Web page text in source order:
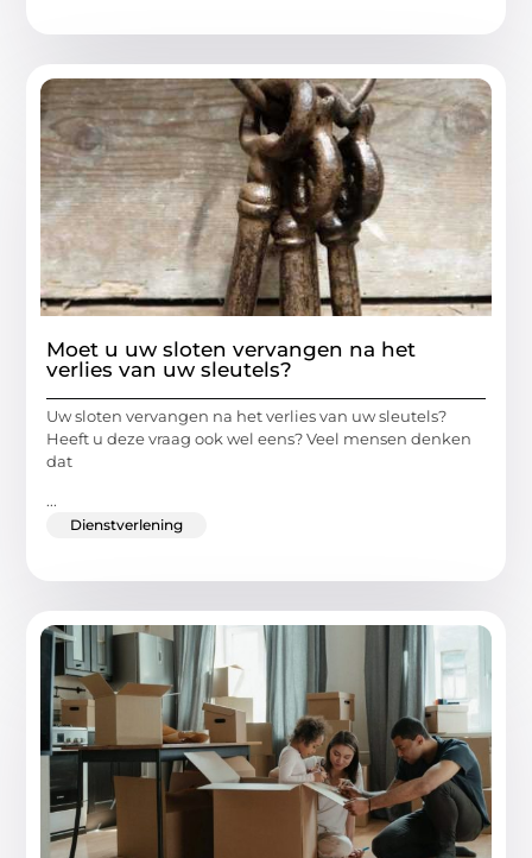
Moet u uw sloten vervangen na het
verlies van uw sleutels?
Uw sloten vervangen na het verlies van uw sleutels?
Heeft u deze vraag ook wel eens? Veel mensen denken
dat
...
Dienstverlening